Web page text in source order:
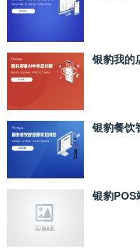
银豹我的
银豹餐饮
银豹POS